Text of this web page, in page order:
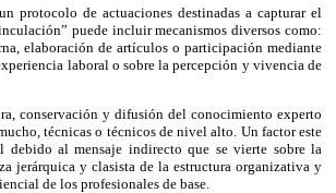
protocolo de actuaciones destinadas a capturar el
puede incluir mecanismos diversos como:
elaboración de artículos o participación mediante
laboral o sobre la percepción y vivencia de
conservación y difusión del conocimiento experto
técnicas o técnicos de nivel alto. Un factor este
debido al mensaje indirecto que se vierte sobre la
jerárquica y clasista de la estructura organizativa y
de los profesionales de base.